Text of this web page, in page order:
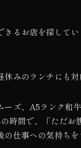
きるお店を探し
みのランチにも対
ズ、A5ランク和
間で、「ただお
仕事への気持ち